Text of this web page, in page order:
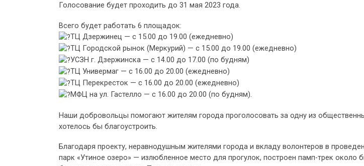
Голосование будет проходить до 31 мая 2023 года.
Всего будет работать 6 площадок:
ТЦ Дзержинец — с 15.00 до 19.00 (ежедневно)
ТЦ Городской рынок (Меркурий) — с 15.00 до 19.00 (ежедневно)
УСЗН г. Дзержинска — с 14.00 до 17.00 (по будням)
ТЦ Универмаг — с 16.00 до 20.00 (ежедневно)
ТЦ Перекресток — с 16.00 до 20.00 (ежедневно)
МФЦ на ул. Гастелло — с 16.00 до 20.00 (по будням).
Наши добровольцы помогают жителям города проголосовать за одну из
хотелось бы благоустроить.
Благодаря проекту, неравнодушным жителями города и вкладу волонтеров в
парк «Утиное озеро» — излюбленное место для прогулок, построен памп-трек около